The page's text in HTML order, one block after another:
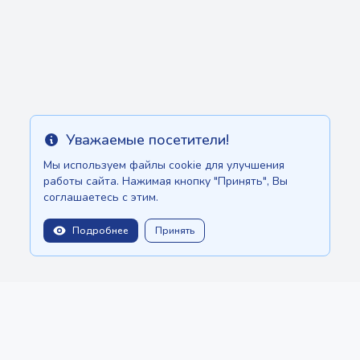
Info Уважаемые посетители!
Мы используем файлы cookie для улучшения
работы сайта. Нажимая кнопку "Принять", Вы
соглашаетесь с этим.
Подробнее Принять